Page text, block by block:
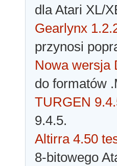
dla Atari XL/
Gearlynx
przynosi
Nowa wersja
do formatów
TURGEN
9.4.5.
Altirra 4.50
8-bitowego